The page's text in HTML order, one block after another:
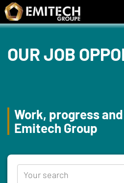
Cookies management panel
OUR JOB
Work, progress
Emitech Group